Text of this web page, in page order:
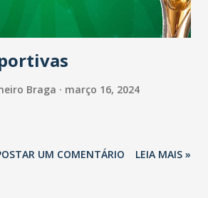
Braga março 16, 2024
UM COMENTÁRIO LEIA MAIS »